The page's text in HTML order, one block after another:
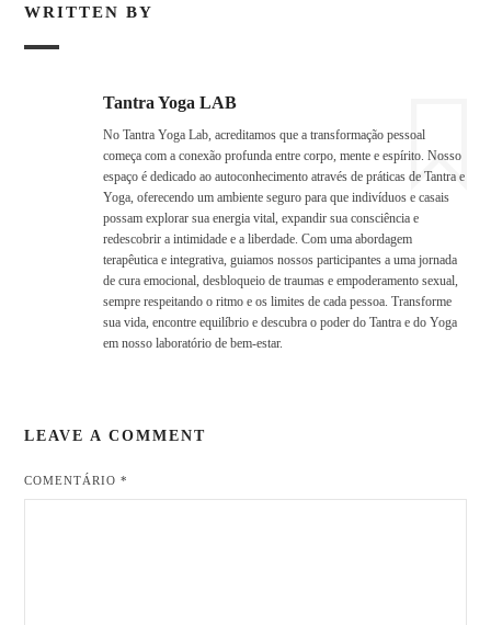
WRITTEN BY
Tantra Yoga LAB
No Tantra Yoga Lab, acreditamos que a transformação pessoal
começa com a conexão profunda entre corpo, mente e espírito. Nosso
espaço é dedicado ao autoconhecimento através de práticas de Tantra e
Yoga, oferecendo um ambiente seguro para que indivíduos e casais
possam explorar sua energia vital, expandir sua consciência e
redescobrir a intimidade e a liberdade. Com uma abordagem
terapêutica e integrativa, guiamos nossos participantes a uma jornada
de cura emocional, desbloqueio de traumas e empoderamento sexual,
sempre respeitando o ritmo e os limites de cada pessoa. Transforme
sua vida, encontre equilíbrio e descubra o poder do Tantra e do Yoga
em nosso laboratório de bem-estar.
LEAVE A COMMENT
COMENTÁRIO*